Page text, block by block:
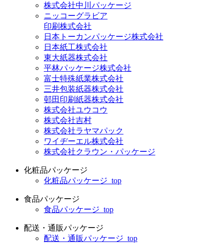
株式会社中川パッケージ
ニッコーグラビア
印刷株式会社
日本トーカンパッケージ株式会社
日本紙工株式会社
東大紙器株式会社
平林パッケージ株式会社
富士特殊紙業株式会社
三井包装紙器株式会社
邨田印刷紙器株式会社
株式会社ユウコウ
株式会社吉村
株式会社ラヤマパック
ワイヂーエル株式会社
株式会社クラウン・パッケージ
化粧品パッケージ
化粧品パッケージ_top
食品パッケージ
食品パッケージ_top
配送・通販パッケージ
配送・通販パッケージ_top